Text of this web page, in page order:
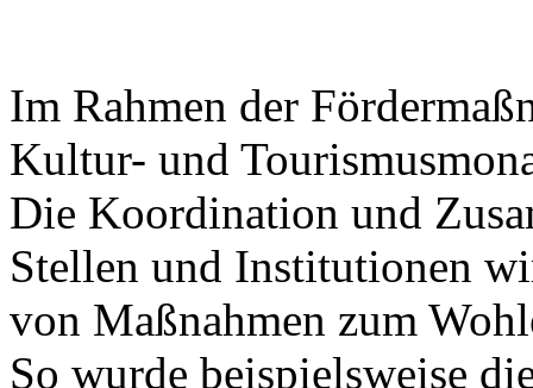
Im Rahmen der
Kultur- und
Die Koordination und
Stellen und Institutionen
von Maßnahmen zum
So wurde beispielsweise